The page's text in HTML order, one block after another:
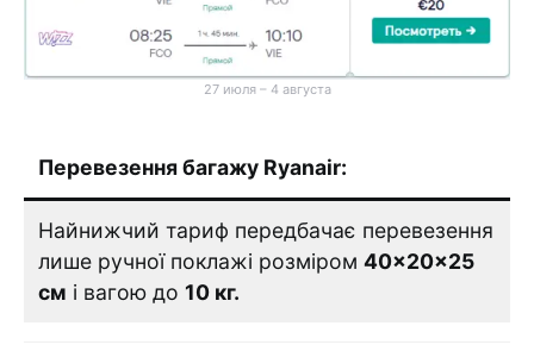
27 июля – 4 августа
Перевезення багажу Ryanair:
Найнижчий тариф передбачає перевезення
лише ручної поклажі розміром 40×20×25
см і вагою до 10 кг.